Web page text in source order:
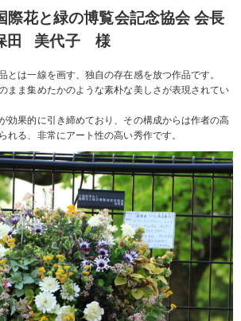
際花と緑の博覧会記念協会会長
田 美代子 様
とは一線を画す、独自の存在感を放つ作品です。
まま集めたかのような素朴な美しさが表現されてい
効果的に引き締めており、その構成からは作者の高
れる、非常にアート性の高い秀作です。